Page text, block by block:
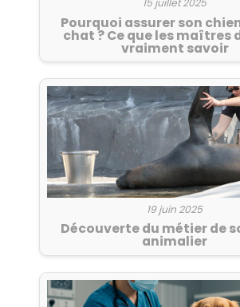
Pourquoi assurer son
chat ? Ce que les maîtres
vraiment savoir
19 juin 2025
Découverte du métier de
animalier